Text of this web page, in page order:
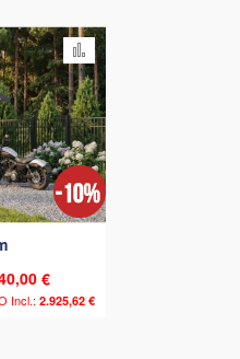
€
2.925,62 €
Añadir para comparar